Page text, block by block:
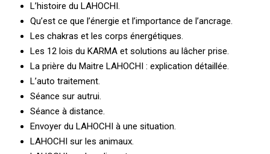
L’histoire du LAHOCHI.
Qu’est ce que l’énergie et l’importance de l’ancrage.
Les chakras et les corps énergétiques.
Les 12 lois du KARMA et solutions au lâcher prise.
La prière du Maitre LAHOCHI : explication détaillée.
L’auto traitement.
Séance sur autrui.
Séance à distance.
Envoyer du LAHOCHI à une situation.
LAHOCHI sur les animaux.